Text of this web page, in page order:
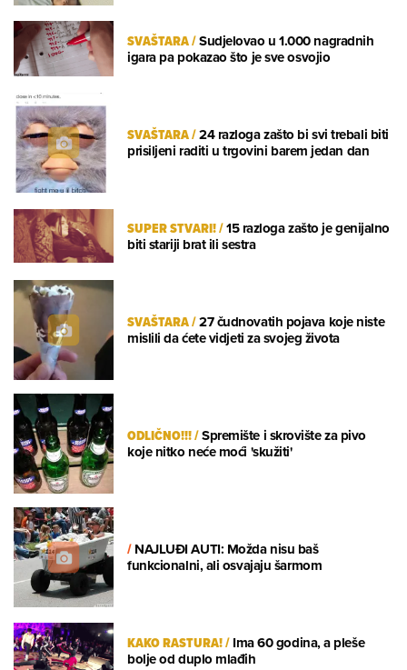
SVAŠTARA/Sudjelovao u 1.000 nagradnih
igara pa pokazao što je sve osvojio
SVAŠTARA/24 razloga zašto bi svi trebali biti
prisiljeni raditi u trgovini barem jedan dan
SUPER STVARI!/15 razloga zašto je genijalno
biti stariji brat ili sestra
SVAŠTARA/27 čudnovatih pojava koje niste
mislili da ćete vidjeti za svojeg života
ODLIČNO!!!/Spremište i skrovište za pivo
koje nitko neće moći 'skužiti'
/NAJLUĐI AUTI: Možda nisu baš
funkcionalni, ali osvajaju šarmom
KAKO RASTURA!/Ima 60 godina, a pleše
bolje od duplo mlađih